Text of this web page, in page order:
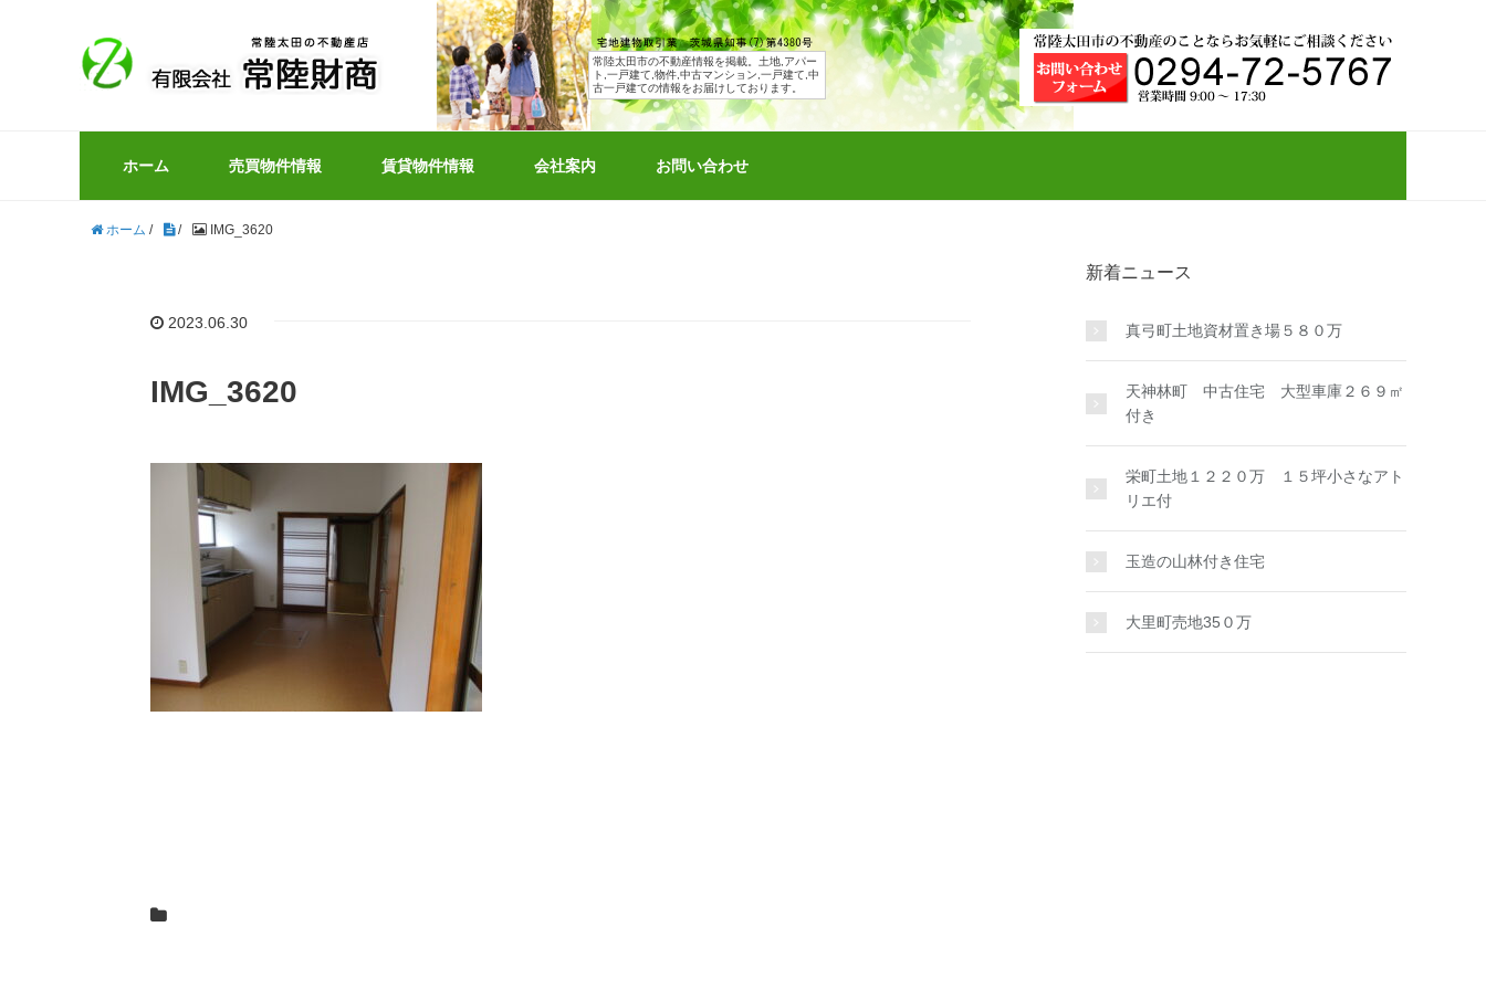
常陸太田市の不動産情報を掲載。土地,アパー
ト,一戸建て,物件,中古マンション,一戸建て,中
古一戸建ての情報をお届けしております。
ホーム 売買物件情報 賃貸物件情報 会社案内 お問い合わせ
ホーム / / IMG_3620
2023.06.30
IMG_3620
新着ニュース
真弓町土地資材置き場５８０万
天神林町 中古住宅 大型車庫２６９㎡
付き
栄町土地１２２０万 １５坪小さなアト
リエ付
玉造の山林付き住宅
大里町売地35０万